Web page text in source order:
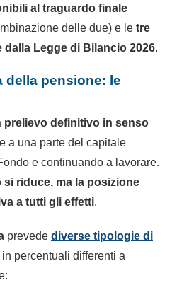
al traguardo finale
delle due) e le tre
Legge di Bilancio 2026.
della pensione: le
prelievo definitivo in senso
a una parte del capitale
e continuando a lavorare.
si riduce, ma la posizione
a tutti gli effetti.
prevede diverse tipologie di
percentuali differenti a